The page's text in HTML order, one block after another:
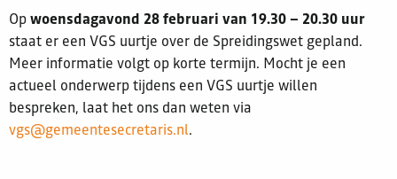
Opwoensdagavond 28 februari van 19.30 – 20.30 uur
staat er een VGS uurtje over de Spreidingswet gepland.
Meer informatie volgt op korte termijn. Mocht je een
actueel onderwerp tijdens een VGS uurtje willen
bespreken, laat het ons dan weten via
vgs@gemeentesecretaris.nl.